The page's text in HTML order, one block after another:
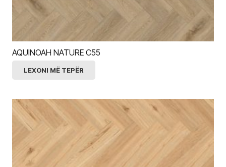
AQUINOAH NATURE C55
LEXONI MË TEPËR